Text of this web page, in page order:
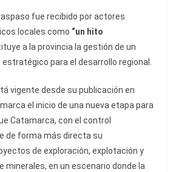
fue recibido por actores
locales como “un hito
a la provincia la gestión de un
para el desarrollo regional.
vigente desde su publicación en
el inicio de una nueva etapa para
Catamarca, con el control
de forma más directa su
de exploración, explotación y
minerales, en un escenario donde la